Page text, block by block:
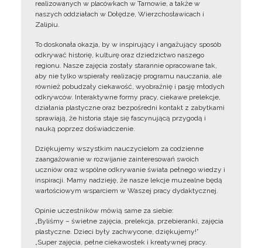
realizowanych w placówkach w Tarnowie, a także w
naszych oddziałach w Dołędze, Wierzchosławicach i
Zalipiu.
To doskonała okazja, by w inspirujący i angażujący sposób
odkrywać historię, kulturę oraz dziedzictwo naszego
regionu. Nasze zajęcia zostały starannie opracowane tak,
aby nie tylko wspierały realizację programu nauczania, ale
również pobudzały ciekawość, wyobraźnię i pasję młodych
odkrywców. Interaktywne formy pracy, ciekawe prelekcje,
działania plastyczne oraz bezpośredni kontakt z zabytkami
sprawiają, że historia staje się fascynującą przygodą i
nauką poprzez doświadczenie.
Dziękujemy wszystkim nauczycielom za codzienne
zaangażowanie w rozwijanie zainteresowań swoich
uczniów oraz wspólne odkrywanie świata pełnego wiedzy i
inspiracji. Mamy nadzieję, że nasze lekcje muzealne będą
wartościowym wsparciem w Waszej pracy dydaktycznej.
Opinie uczestników mówią same za siebie:
„Byliśmy – świetne zajęcia, prelekcja, przebieranki, zajęcia
plastyczne. Dzieci były zachwycone, dziękujemy!”
„Super zajęcia, pełne ciekawostek i kreatywnej pracy.